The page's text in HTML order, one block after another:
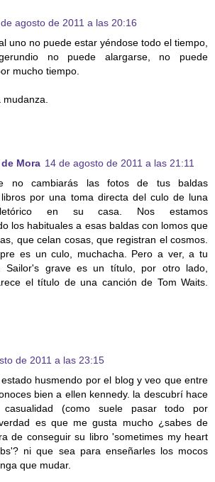
agosto de 2011 a las 20:16
uno no puede estar yéndose todo el tiempo,
no puede alargarse, no puede
mucho tiempo.
mudanza.
Mora 14 de agosto de 2011 a las 21:11
no cambiarás las fotos de tus baldas
por una toma directa del culo de luna
en su casa. Nos estamos
los habituales a esas baldas con lomos que
que celan cosas, que registran el cosmos.
es un culo, muchacha. Pero a ver, a tu
Sailor's grave es un título, por otro lado,
el título de una canción de Tom Waits.
de 2011 a las 23:15
husmendo por el blog y veo que entre
bien a ellen kennedy. la descubrí hace
(como suele pasar todo por
es que me gusta mucho ¿sabes de
de conseguir su libro 'sometimes my heart
ni que sea para enseñarles los mocos
que mudar.